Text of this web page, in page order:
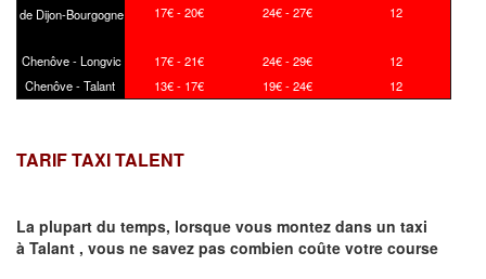
de Dijon-Bourgogne
17€ - 20€ 24€ - 27€ 12
Chenôve - Longvic 17€ - 21€ 24€ - 29€
12
Chenôve - Talant
13€ - 17€ 19€ - 24€ 12
TARIF TAXI TALENT
La plupart du temps, lorsque vous montez dans un taxi
à Talant , vous ne savez pas combien coûte votre course